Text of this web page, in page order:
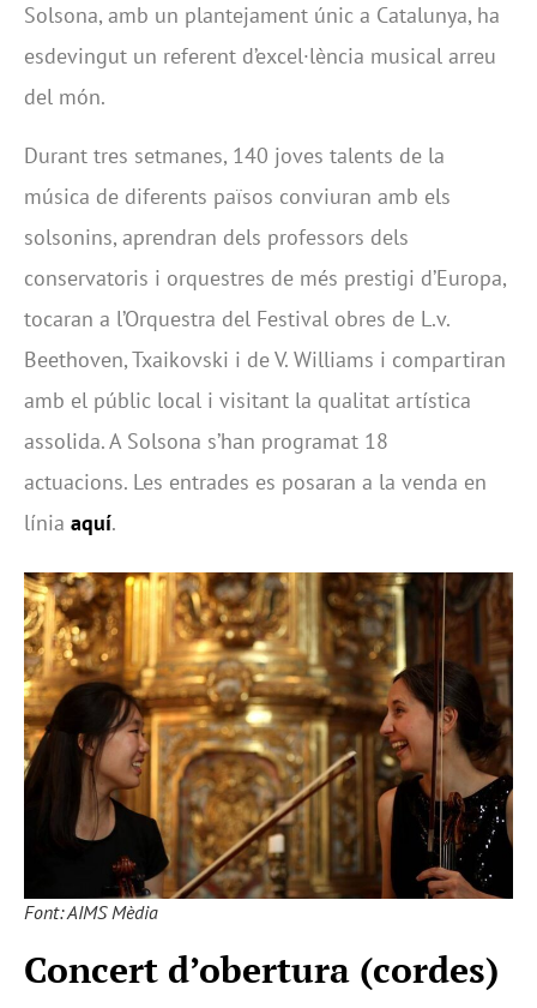
Solsona, amb un plantejament únic a Catalunya, ha
esdevingut un referent d’excel·lència musical arreu
del món.
Durant tres setmanes, 140 joves talents de la
música de diferents països conviuran amb els
solsonins, aprendran dels professors dels
conservatoris i orquestres de més prestigi d’Europa,
tocaran a l’Orquestra del Festival obres de L.v.
Beethoven, Txaikovski i de V. Williams i compartiran
amb el públic local i visitant la qualitat artística
assolida. A Solsona s’han programat 18
actuacions. Les entrades es posaran a la venda en
línia aquí.
Font: AIMS Mèdia
Concert d’obertura (cordes)